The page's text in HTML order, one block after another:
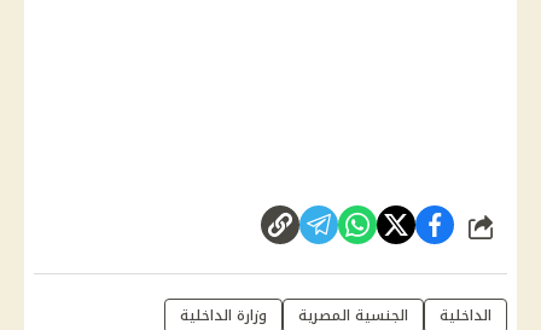
شارك
الداخلية الجنسية المصرية
وزارة الداخلية